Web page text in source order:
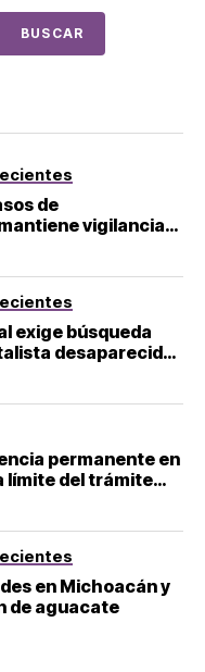
BUSCAR
de
vigilancia
exige búsqueda
desaparecido
permanente en
límite del trámite
en Michoacán y
de aguacate